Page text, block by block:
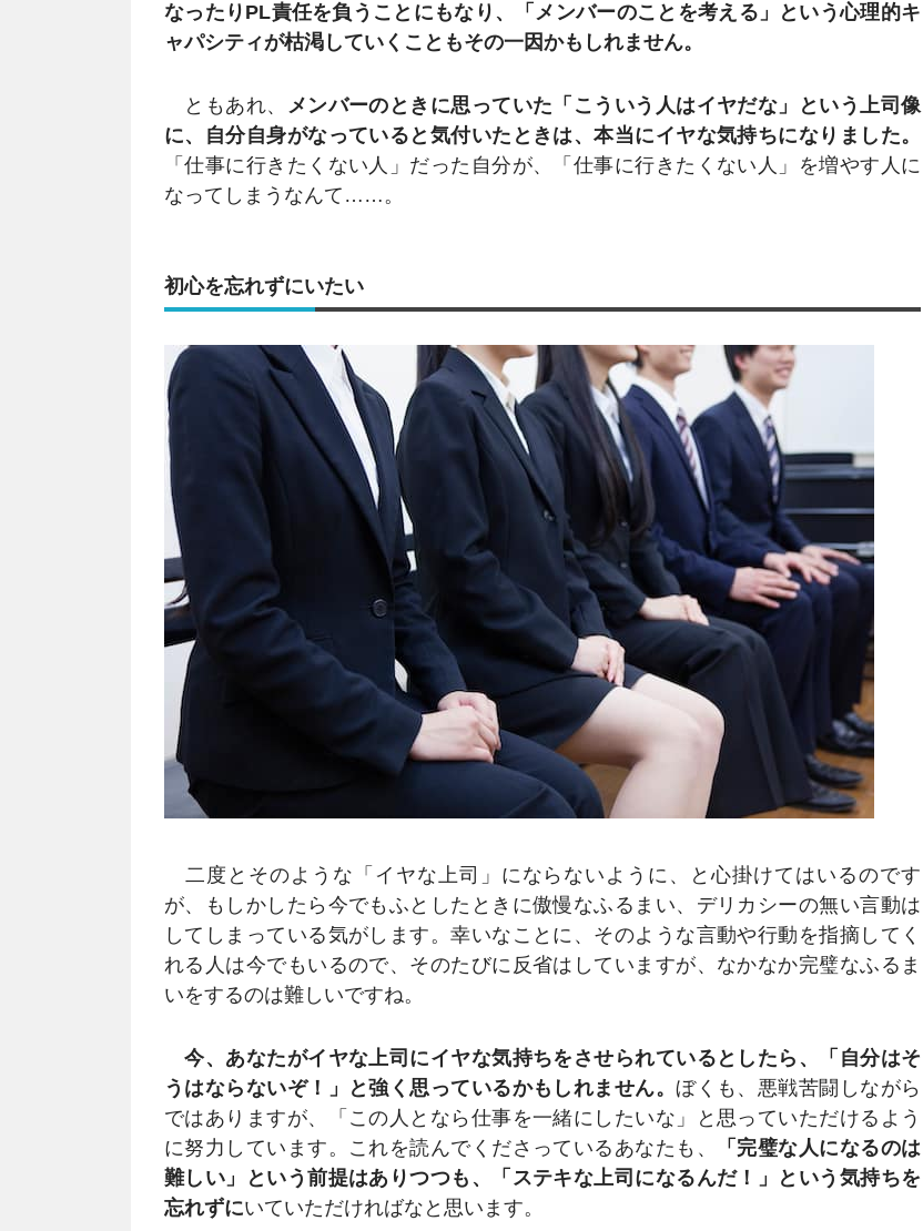
なったりPL責任を負うことにもなり、「メンバーのことを考える」という心理的キ
ャパシティが枯渇していくこともその一因かもしれません。
ともあれ、 メンバーのときに思っていた「こういう人はイヤだな」という上司像
に、自分自身がなっていると気付いたときは、本当にイヤな気持ちになりました。
「仕事に行きたくない人」だった自分が、「仕事に行きたくない人」を増やす人に
なってしまうなんて……。
初心を忘れずにいたい
二度とそのような「イヤな上司」にならないように、と心掛けてはいるのです
が、もしかしたら今でもふとしたときに傲慢なふるまい、デリカシーの無い言動は
してしまっている気がします。幸いなことに、そのような言動や行動を指摘してく
れる人は今でもいるので、そのたびに反省はしていますが、なかなか完璧なふるま
いをするのは難しいですね。
今、あなたがイヤな上司にイヤな気持ちをさせられているとしたら、「自分はそ
うはならないぞ！」と強く思っているかもしれません。ぼくも、悪戦苦闘しながら
ではありますが、「この人となら仕事を一緒にしたいな」と思っていただけるよう
に努力しています。これを読んでくださっているあなたも、
「完璧な人になるのは
難しい」という前提はありつつも、「ステキな上司になるんだ！」という気持ちを
忘れずにいていただければなと思います。